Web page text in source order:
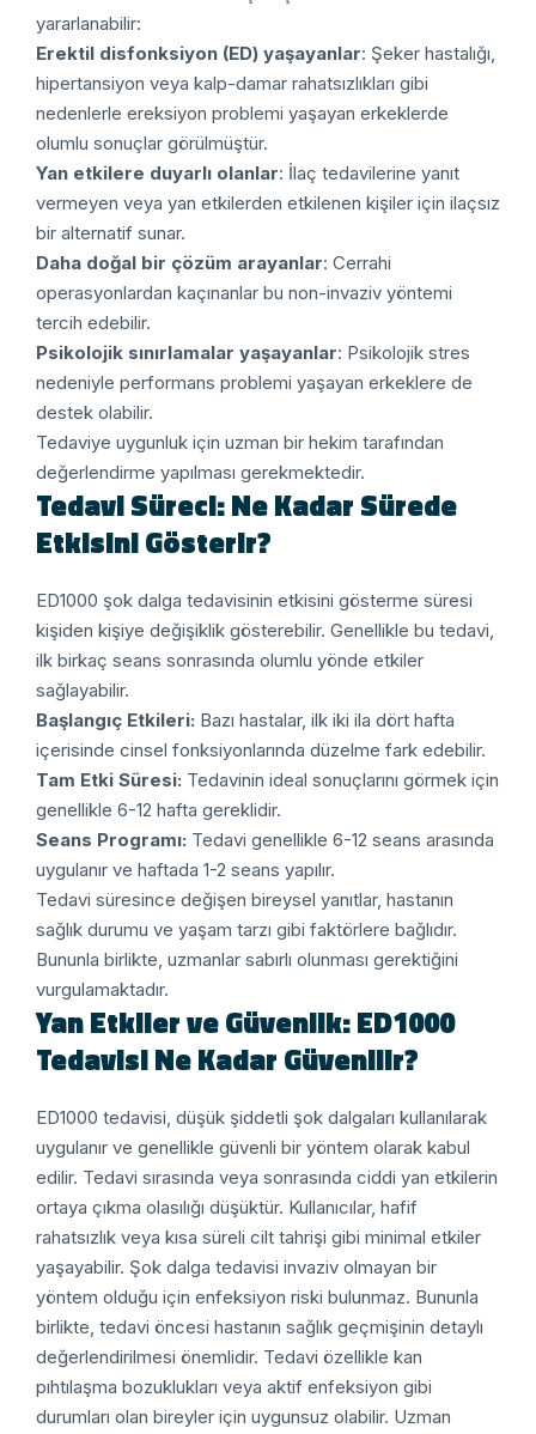
yararlanabilir:
Erektil disfonksiyon (ED) yaşayanlar: Şeker hastalığı,
hipertansiyon veya kalp-damar rahatsızlıkları gibi
nedenlerle ereksiyon problemi yaşayan erkeklerde
olumlu sonuçlar görülmüştür.
Yan etkilere duyarlı olanlar: İlaç tedavilerine yanıt
vermeyen veya yan etkilerden etkilenen kişiler için ilaçsız
bir alternatif sunar.
Daha doğal bir çözüm arayanlar: Cerrahi
operasyonlardan kaçınanlar bu non-invaziv yöntemi
tercih edebilir.
Psikolojik sınırlamalar yaşayanlar: Psikolojik stres
nedeniyle performans problemi yaşayan erkeklere de
destek olabilir.
Tedaviye uygunluk için uzman bir hekim tarafından
değerlendirme yapılması gerekmektedir.
Tedavi Süreci: Ne Kadar Sürede
Etkisini Gösterir?
ED1000 şok dalga tedavisinin etkisini gösterme süresi
kişiden kişiye değişiklik gösterebilir. Genellikle bu tedavi,
ilk birkaç seans sonrasında olumlu yönde etkiler
sağlayabilir.
Başlangıç Etkileri: Bazı hastalar, ilk iki ila dört hafta
içerisinde cinsel fonksiyonlarında düzelme fark edebilir.
Tam Etki Süresi: Tedavinin ideal sonuçlarını görmek için
genellikle 6-12 hafta gereklidir.
Seans Programı: Tedavi genellikle 6-12 seans arasında
uygulanır ve haftada 1-2 seans yapılır.
Tedavi süresince değişen bireysel yanıtlar, hastanın
sağlık durumu ve yaşam tarzı gibi faktörlere bağlıdır.
Bununla birlikte, uzmanlar sabırlı olunması gerektiğini
vurgulamaktadır.
Yan Etkiler ve Güvenlik: ED1000
Tedavisi Ne Kadar Güvenilir?
ED1000 tedavisi, düşük şiddetli şok dalgaları kullanılarak
uygulanır ve genellikle güvenli bir yöntem olarak kabul
edilir. Tedavi sırasında veya sonrasında ciddi yan etkilerin
ortaya çıkma olasılığı düşüktür. Kullanıcılar, hafif
rahatsızlık veya kısa süreli cilt tahrişi gibi minimal etkiler
yaşayabilir. Şok dalga tedavisi invaziv olmayan bir
yöntem olduğu için enfeksiyon riski bulunmaz. Bununla
birlikte, tedavi öncesi hastanın sağlık geçmişinin detaylı
değerlendirilmesi önemlidir. Tedavi özellikle kan
pıhtılaşma bozuklukları veya aktif enfeksiyon gibi
durumları olan bireyler için uygunsuz olabilir. Uzman